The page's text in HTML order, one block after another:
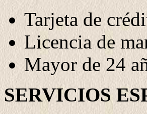
Tarjeta de
Licencia de
Mayor de 24
SERVICIOS